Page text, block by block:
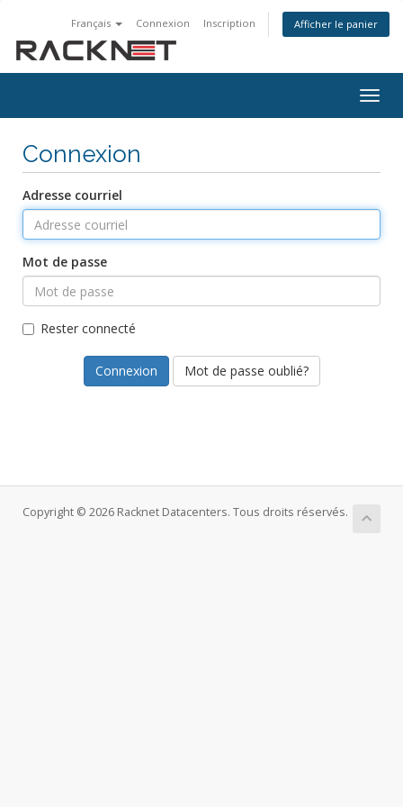
Français Connexion Inscription Afficher le panier
Connexion
Adresse courriel
Mot de passe
Rester connecté
Mot de passe oublié?
Copyright © 2026 Racknet Datacenters. Tous droits réservés.